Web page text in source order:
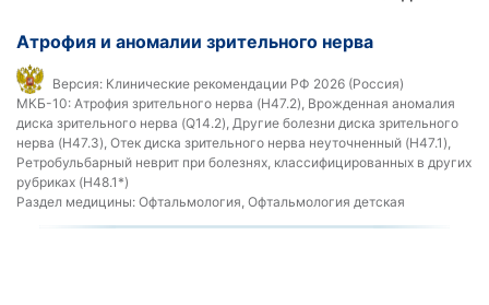
Атрофия и аномалии зрительного нерва
Версия: Клинические рекомендации РФ 2026 (Россия)
МКБ-10: Атрофия зрительного нерва (H47.2), Врожденная аномалия
диска зрительного нерва (Q14.2), Другие болезни диска зрительного
нерва (H47.3), Отек диска зрительного нерва неуточненный (H47.1),
Ретробульбарный неврит при болезнях, классифицированных в других
рубриках (H48.1*)
Раздел медицины: Офтальмология, Офтальмология детская